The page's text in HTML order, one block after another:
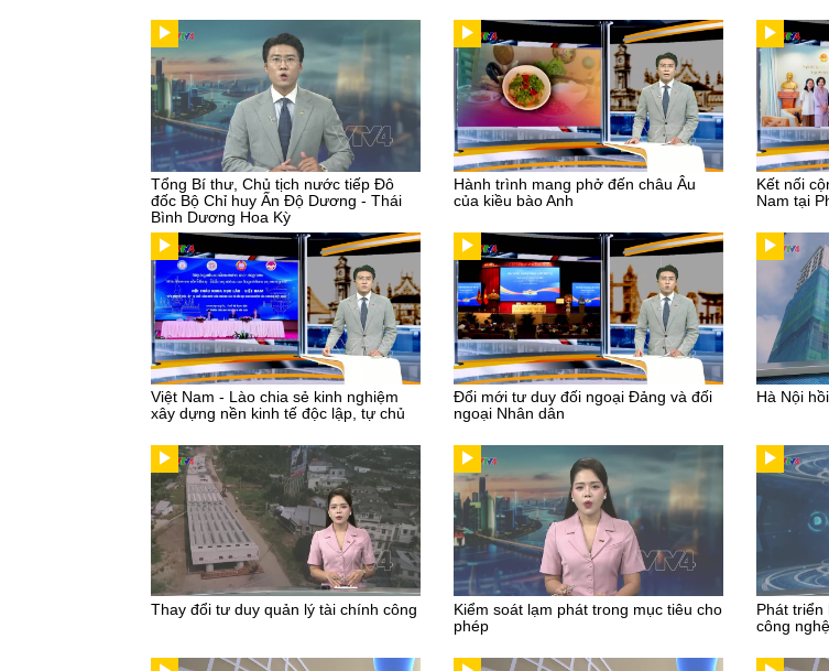
Tổng Bí thư, Chủ tịch nước tiếp Đô
đốc Bộ Chỉ huy Ấn Độ Dương - Thái
Bình Dương Hoa Kỳ
Hành trình mang phở đến châu Âu
của kiều bào Anh
Kết nối
Nam tại
Việt Nam - Lào chia sẻ kinh nghiệm
xây dựng nền kinh tế độc lập, tự chủ
Đổi mới tư duy đối ngoại Đảng và đối
ngoại Nhân dân
Hà Nội
Thay đổi tư duy quản lý tài chính công
Kiểm soát lạm phát trong mục tiêu cho
phép
Phát triển
công